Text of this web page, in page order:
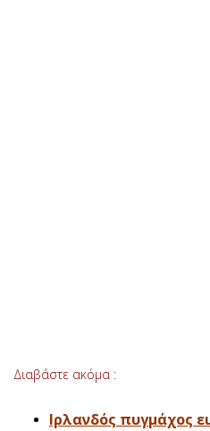
Διαβάστε ακόμα :
Ιρλανδός πυγμάχος